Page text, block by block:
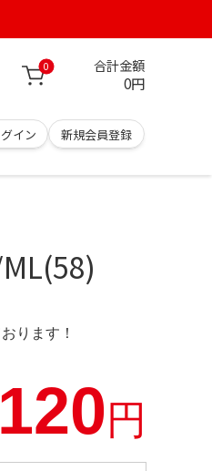
0 合計金額
0円
イン 新規会員登録
ります！
円